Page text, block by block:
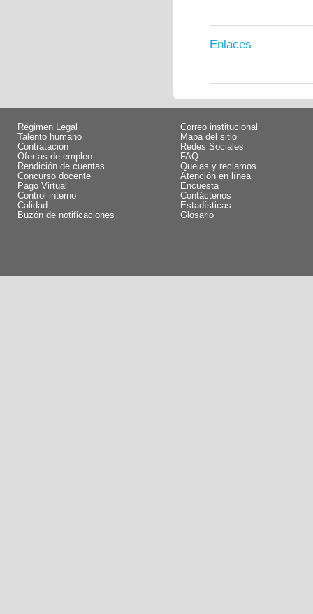
Enlaces
Régimen Legal
Talento humano
Contratación
Ofertas de empleo
Rendición de cuentas
Concurso docente
Pago Virtual
Control interno
Calidad
Buzón de notificaciones
Correo institucional
Mapa del sitio
Redes Sociales
FAQ
Quejas y reclamos
Atención en línea
Encuesta
Contáctenos
Estadísticas
Glosario